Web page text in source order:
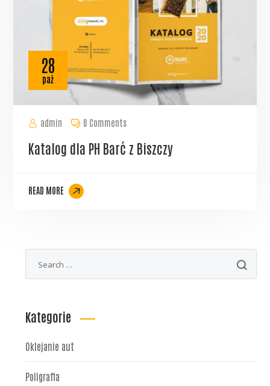
admin
28
paź
0 Comments
Katalog dla PH Barć z Biszczy
READ MORE
Kategorie
Oklejanie aut
Poligrafia